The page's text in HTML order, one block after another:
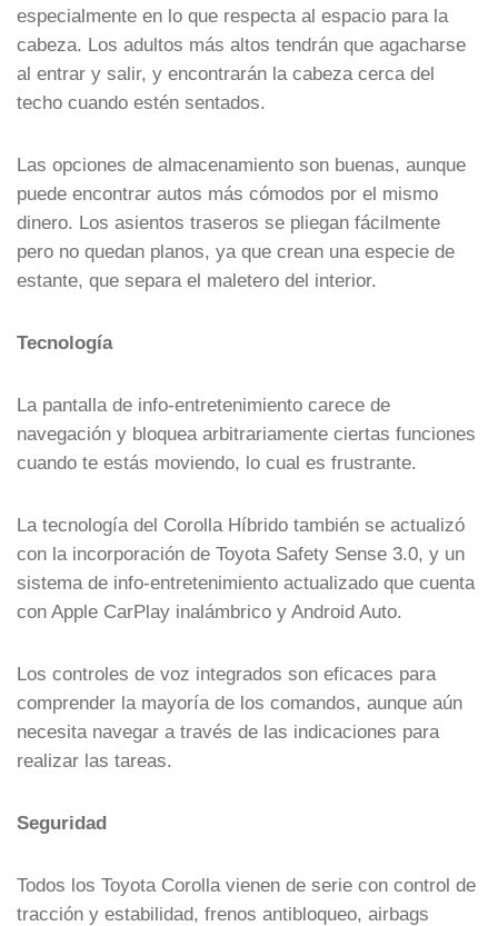
especialmente en lo que respecta al espacio para la
cabeza. Los adultos más altos tendrán que agacharse
al entrar y salir, y encontrarán la cabeza cerca del
techo cuando estén sentados.
Las opciones de almacenamiento son buenas, aunque
puede encontrar autos más cómodos por el mismo
dinero. Los asientos traseros se pliegan fácilmente
pero no quedan planos, ya que crean una especie de
estante, que separa el maletero del interior.
Tecnología
La pantalla de info-entretenimiento carece de
navegación y bloquea arbitrariamente ciertas funciones
cuando te estás moviendo, lo cual es frustrante.
La tecnología del Corolla Híbrido también se actualizó
con la incorporación de Toyota Safety Sense 3.0, y un
sistema de info-entretenimiento actualizado que cuenta
con Apple CarPlay inalámbrico y Android Auto.
Los controles de voz integrados son eficaces para
comprender la mayoría de los comandos, aunque aún
necesita navegar a través de las indicaciones para
realizar las tareas.
Seguridad
Todos los Toyota Corolla vienen de serie con control de
tracción y estabilidad, frenos antibloqueo, airbags